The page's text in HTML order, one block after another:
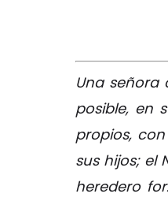
Una señora
posible, en
propios,
sus hijos; el
heredero